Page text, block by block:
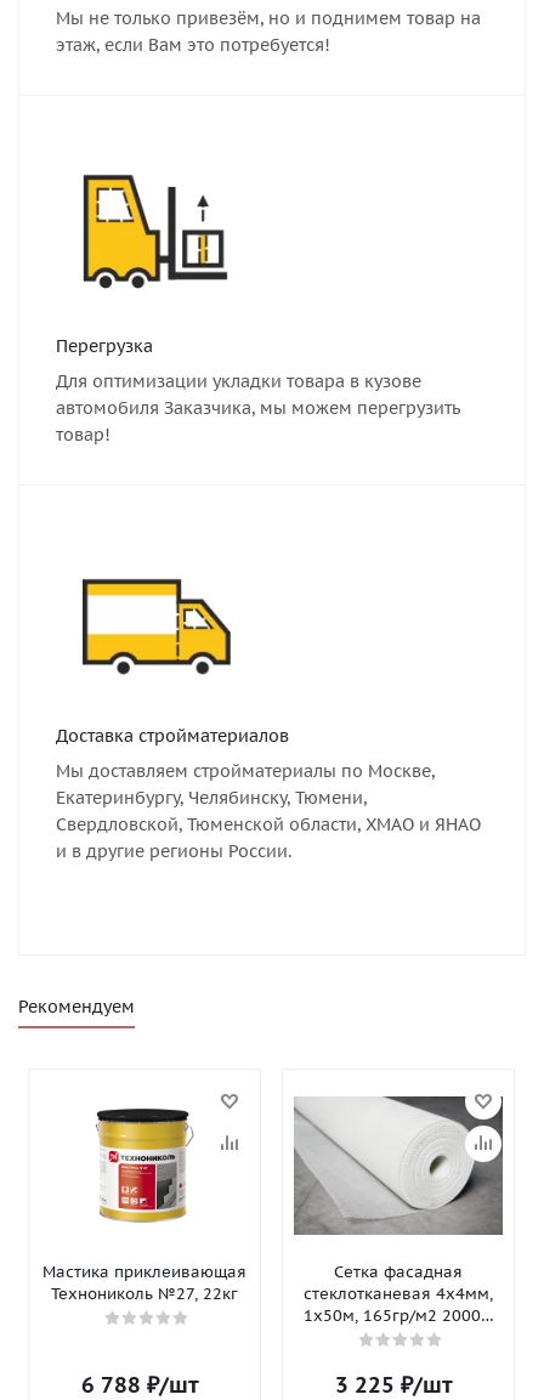
Мы не только привезём, но и поднимем товар на
этаж, если Вам это потребуется!
Перегрузка
Для оптимизации укладки товара в кузове
автомобиля Заказчика, мы можем перегрузить
товар!
Доставка стройматериалов
Мы доставляем стройматериалы по Москве,
Екатеринбургу, Челябинску, Тюмени,
Свердловской, Тюменской области, ХМАО и ЯНАО
и в другие регионы России.
Рекомендуем
Мастика приклеивающая
Технониколь №27, 22кг
6 788 ₽/шт
Сетка фасадная
стеклотканевая 4х4мм,
1х50м, 165гр/м2 2000Н
Isomax-165
3 225 ₽/шт